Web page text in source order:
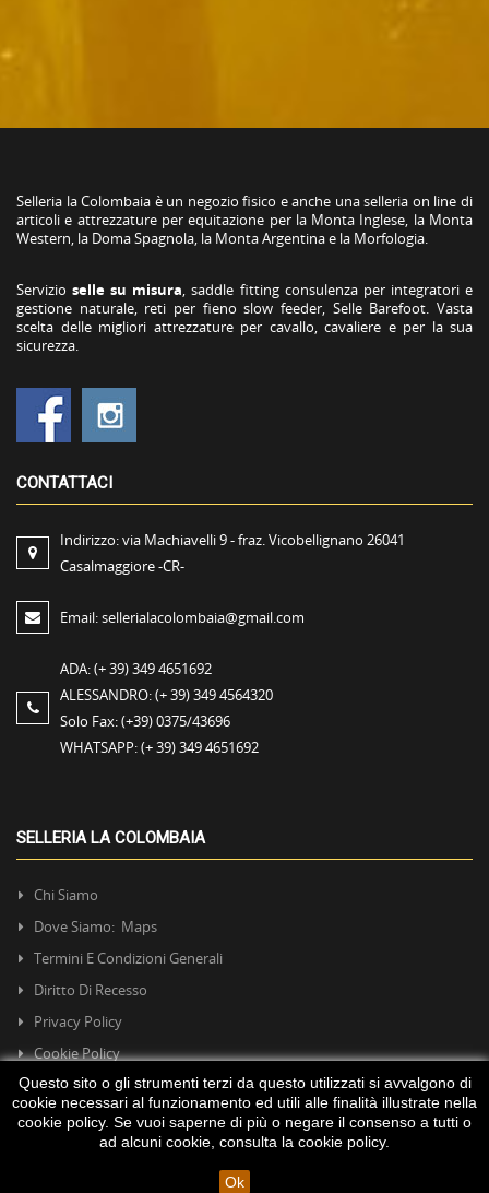
Questo sito o gli strumenti terzi da questo utilizzati si avvalgono di
cookie necessari al funzionamento ed utili alle finalità illustrate nella
cookie policy. Se vuoi saperne di più o negare il consenso a tutti o
ad alcuni cookie, consulta la cookie policy.
Ok
Selleria la Colombaia è un negozio fisico e anche una selleria on line di
articoli e attrezzature per equitazione per la Monta Inglese, la Monta
Western, la Doma Spagnola, la Monta Argentina e la Morfologia.
Servizioselle su misura, saddle fitting consulenza per integratori e
gestione naturale, reti per fieno slow feeder, Selle Barefoot. Vasta
scelta delle migliori attrezzature per cavallo, cavaliere e per la sua
sicurezza.
CONTATTACI
Indirizzo:via Machiavelli 9 - fraz. Vicobellignano 26041
Casalmaggiore -CR-
Email:sellerialacolombaia@gmail.com
ADA:(+ 39) 349 4651692
ALESSANDRO:(+ 39) 349 4564320
Solo Fax:(+39) 0375/43696
WHATSAPP:(+ 39) 349 4651692
SELLERIA LA COLOMBAIA
Chi Siamo
Dove Siamo: Maps
Termini E Condizioni Generali
Diritto Di Recesso
Privacy Policy
Cookie Policy